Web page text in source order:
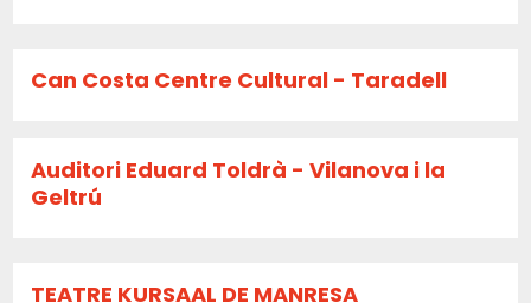
Can Costa Centre Cultural - Taradell
Auditori Eduard Toldrà - Vilanova i la
Geltrú
TEATRE KURSAAL DE MANRESA